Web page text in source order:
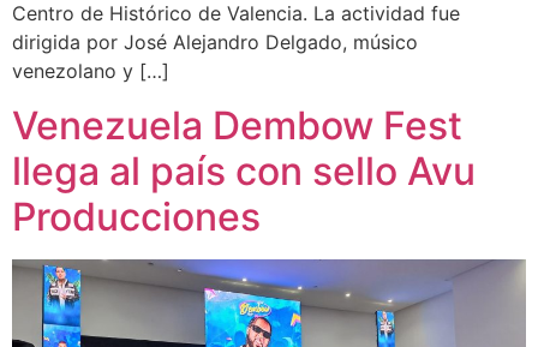
Centro de Histórico de Valencia. La actividad fue
dirigida por José Alejandro Delgado, músico
venezolano y […]
Venezuela Dembow Fest
llega al país con sello Avu
Producciones